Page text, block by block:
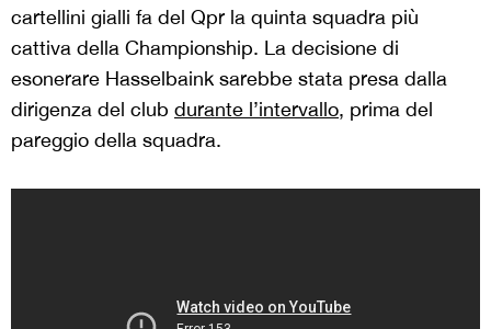
cartellini gialli fa del Qpr la quinta squadra più
cattiva della Championship. La decisione di
esonerare Hasselbaink sarebbe stata presa dalla
dirigenza del club durante l’intervallo, prima del
pareggio della squadra.